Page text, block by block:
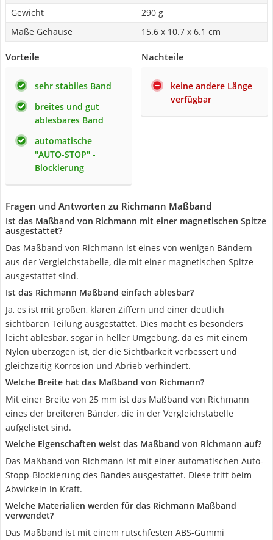
Gewicht
290 g
Maße Gehäuse
‎15.6 x 10.7 x 6.1 cm
Vorteile
sehr stabiles Band
breites und gut
ablesbares Band
automatische
"AUTO-STOP" -
Blockierung
Nachteile
keine andere Länge
verfügbar
Fragen und Antworten zu Richmann Maßband
Ist das Maßband von Richmann mit einer magnetischen Spitze
ausgestattet?
Das Maßband von Richmann ist eines von wenigen Bändern
aus der Vergleichstabelle, die mit einer magnetischen Spitze
ausgestattet sind.
Ist das Richmann Maßband einfach ablesbar?
Ja, es ist mit großen, klaren Ziffern und einer deutlich
sichtbaren Teilung ausgestattet. Dies macht es besonders
leicht ablesbar, sogar in heller Umgebung, da es mit einem
Nylon überzogen ist, der die Sichtbarkeit verbessert und
gleichzeitig Korrosion und Abrieb verhindert.
Welche Breite hat das Maßband von Richmann?
Mit einer Breite von 25 mm ist das Maßband von Richmann
eines der breiteren Bänder, die in der Vergleichstabelle
aufgelistet sind.
Welche Eigenschaften weist das Maßband von Richmann auf?
Das Maßband von Richmann ist mit einer automatischen Auto-
Stopp-Blockierung des Bandes ausgestattet. Diese tritt beim
Abwickeln in Kraft.
Welche Materialien werden für das Richmann Maßband
verwendet?
Das Maßband ist mit einem rutschfesten ABS-Gummi